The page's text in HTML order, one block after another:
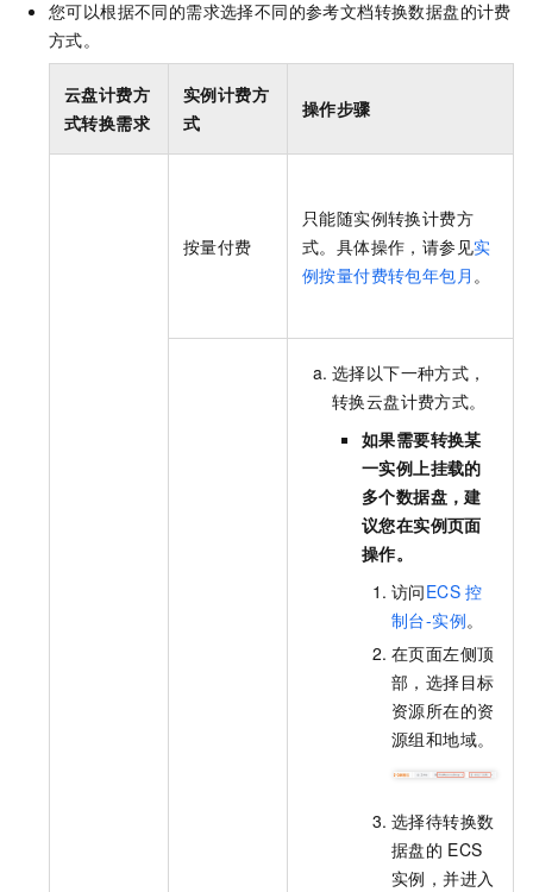
您可以根据不同的需求选择不同的参考文档转换数据盘的计费
方式。
云盘计费方
式转换需求
实例计费方
式
操作步骤
按量付费
只能随实例转换计费方
式。具体操作，请参见实
例按量付费转包年包月 。
选择以下一种方式，
转换云盘计费方式。
如果需要转换某
一实例上挂载的
多个数据盘，建
议您在实例页面
操作。
访问ECS 控
制台-实例。
在页面左侧顶
部，选择目标
资源所在的资
源组和地域。
选择待转换数
据盘的 ECS
实例，并进入